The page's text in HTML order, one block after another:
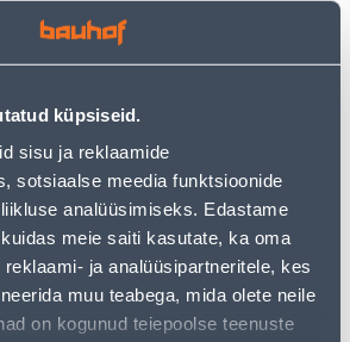
küpsiseid.
sisu ja reklaamide
sotsiaalse meedia funktsioonide
analüüsimiseks. Edastame
meie saiti kasutate, ka oma
ja analüüsipartneritele, kes
muu teabega, mida olete neile
on kogunud teiepoolse teenuste
S50
LABIDAS FISKARS SOLID
KUMERA OTSAGA
21.99 € /tk